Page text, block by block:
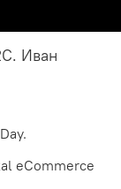
Иван
eCommerce